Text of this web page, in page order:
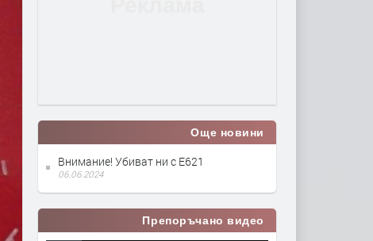
Още новини
Внимание! Убиват ни с Е621
06.06.2024
Препоръчано видео